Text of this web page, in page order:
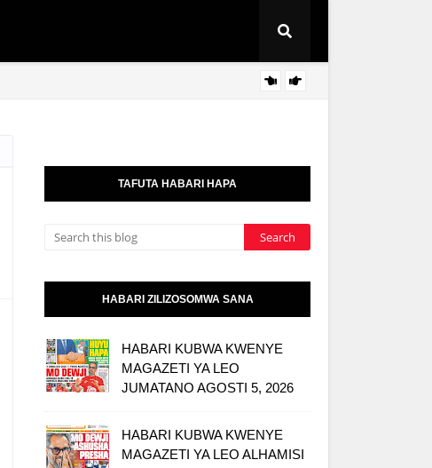
TAFUTA HABARI HAPA
HABARI ZILIZOSOMWA SANA
HABARI KUBWA KWENYE
MAGAZETI YA LEO
JUMATANO AGOSTI 5, 2026
HABARI KUBWA KWENYE
MAGAZETI YA LEO ALHAMISI